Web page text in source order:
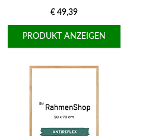
320
€ 49,39
PRODUKT ANZEIGEN